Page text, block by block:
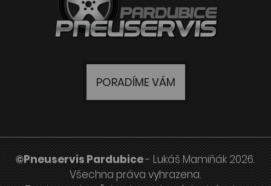
PORADÍME VÁM
©Pneuservis Pardubice- Lukáš Mamiňák 2026.
Všechna práva vyhrazena.